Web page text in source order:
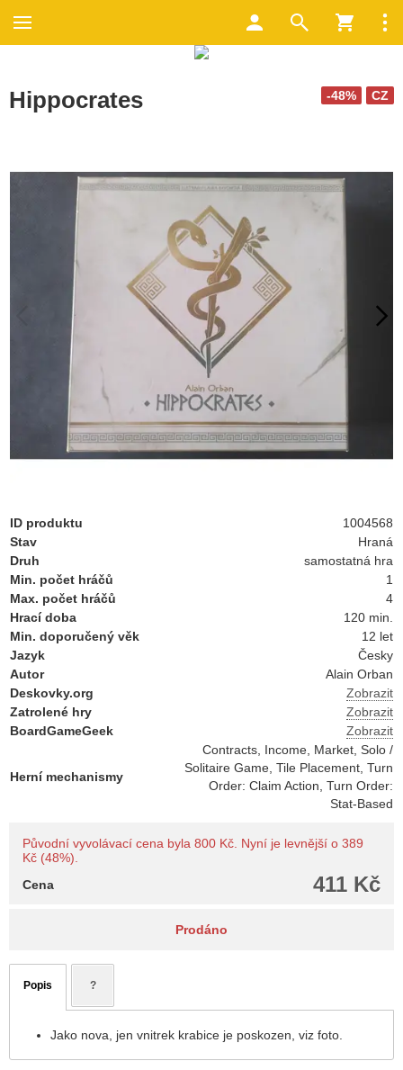
CZ
-48%
Hippocrates
ID produktu
1004568
Stav
Hraná
Druh
samostatná hra
Min. počet hráčů
1
Max. počet hráčů
4
Hrací doba
120 min.
Min. doporučený věk
12 let
Jazyk
Česky
Autor
Alain Orban
Deskovky.org
Zobrazit
Zatrolené hry
Zobrazit
BoardGameGeek
Zobrazit
Herní mechanismy
Contracts, Income, Market, Solo /
Solitaire Game, Tile Placement, Turn
Order: Claim Action, Turn Order:
Stat-Based
Původní vyvolávací cena byla 800 Kč. Nyní je levnější o 389
Kč (48%).
411 Kč
Cena
Prodáno
Popis ?
Jako nova, jen vnitrek krabice je poskozen, viz foto.